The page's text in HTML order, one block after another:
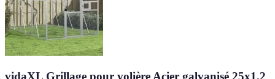
vidaXL Grillage pour volière Acier galvanisé 25x1,2